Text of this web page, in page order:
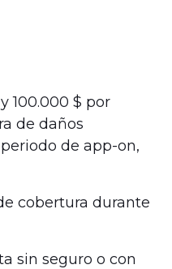
100.000 $ por
de daños
de app-on,
cobertura durante
sin seguro o con